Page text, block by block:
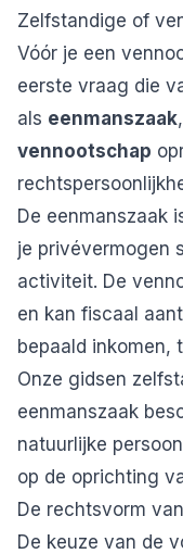
Zelfstandige of
Vóór je een
eerste vraag die
als eenmanszaak
vennootschap
De eenmanszaak
je privévermogen
activiteit. De
en kan fiscaal
bepaald inkomen,
Onze gidsen
eenmanszaak
natuurlijke
op de oprichting
De rechtsvorm
De keuze van de